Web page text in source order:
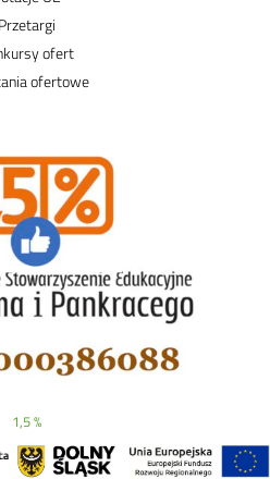
Przetargi
ofert
ofertowe
1,5 %